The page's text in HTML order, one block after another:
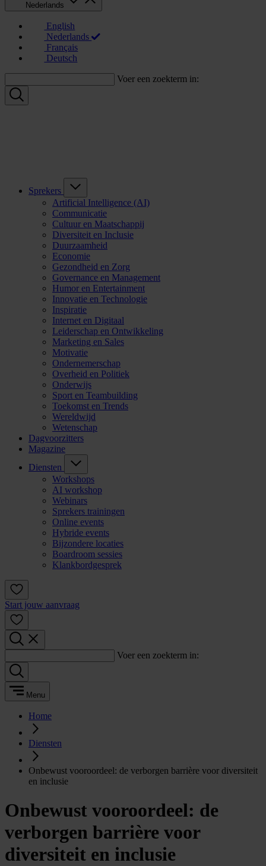
Nederlands
English
Nederlands
Français
Deutsch
Voer een zoekterm in:
Sprekers
Artificial Intelligence (AI)
Communicatie
Cultuur en Maatschappij
Diversiteit en Inclusie
Duurzaamheid
Economie
Gezondheid en Zorg
Governance en Management
Humor en Entertainment
Innovatie en Technologie
Inspiratie
Internet en Digitaal
Leiderschap en Ontwikkeling
Marketing en Sales
Motivatie
Ondernemerschap
Overheid en Politiek
Onderwijs
Sport en Teambuilding
Toekomst en Trends
Wereldwijd
Wetenschap
Dagvoorzitters
Magazine
Diensten
Workshops
AI workshop
Webinars
Sprekers trainingen
Online events
Hybride events
Bijzondere locaties
Boardroom sessies
Klankbordgesprek
Start jouw aanvraag
Voer een zoekterm in:
Menu
Home
Diensten
Onbewust vooroordeel: de verborgen barrière voor diversiteit
en inclusie
Onbewust vooroordeel: de
verborgen barrière voor
diversiteit en inclusie